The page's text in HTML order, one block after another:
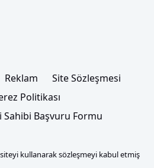
Reklam
Site Sözleşmesi
Politikası
Sahibi Başvuru Formu
kullanarak sözleşmeyi kabul etmiş